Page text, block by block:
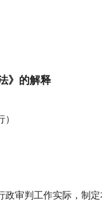
》的解释
政审判工作实际，制定